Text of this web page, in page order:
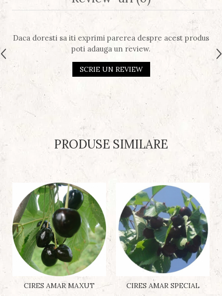
Daca doresti sa iti exprimi parerea despre acest produs
poti adauga un review.
SCRIE UN REVIEW
PRODUSE SIMILARE
CIRES AMAR MAXUT CIRES AMAR SPECIAL